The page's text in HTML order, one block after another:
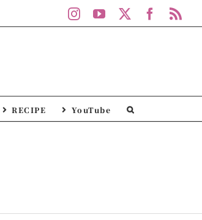
InstagramYouTube
RECIPE YouTube